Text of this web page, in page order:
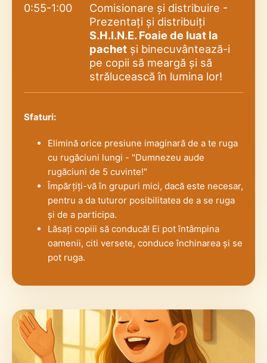
0:55-1:00
Comisionare și distribuire -
Prezentați și distribuiți
S.H.I.N.E. Foaie de luat la
pachet și binecuvântează-i
pe copii să meargă și să
strălucească în lumina lor!
Sfaturi:
Elimină orice presiune imaginară de a te ruga
cu rugăciuni lungi - "Dumnezeu aude
rugăciuni de 5 cuvinte!"
Împărțiți-vă în grupuri mici, dacă este necesar,
pentru a da tuturor posibilitatea de a se ruga
și de a participa.
Lăsați copiii să conducă! Ei pot întâmpina
oamenii, citi versete, conduce închinarea și se
pot ruga.